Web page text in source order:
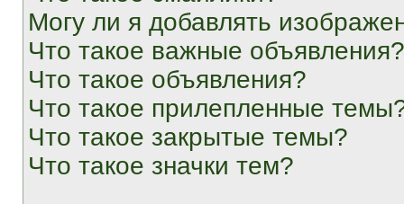
Могу ли я добавлять
Что такое важные объявления?
Что такое объявления?
Что такое прилепленные
Что такое закрытые темы?
Что такое значки тем?